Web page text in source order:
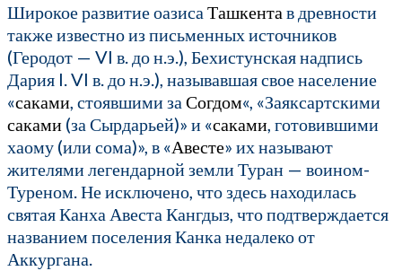
Широкое развитие оазиса Ташкента в древности
также известно из письменных источников
(Геродот — VI в. до н.э.), Бехистунская надпись
Дария I. VI в. до н.э.), называвшая свое население
«саками, стоявшими за Согдом«, «Заяксартскими
саками (за Сырдарьей)» и «саками, готовившими
хаому (или сома)», в «Авесте» их называют
жителями легендарной земли Туран — воином-
Туреном. Не исключено, что здесь находилась
святая Канха Авеста Кангдыз, что подтверждается
названием поселения Канка недалеко от
Аккургана.